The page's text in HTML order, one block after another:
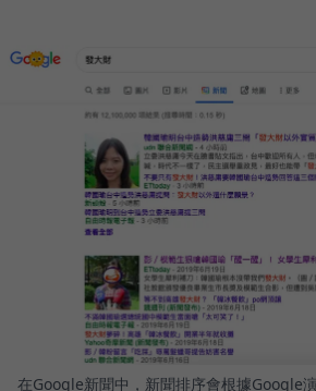
在Google新聞中，新聞排序會根據Google